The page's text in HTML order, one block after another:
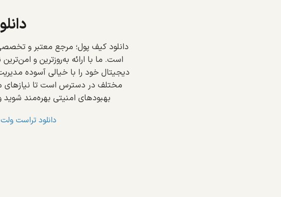
دانلود کیف پول؛ مرجع معتبر و
است. ما با ارائه به‌روزترین و
دیجیتال خود را با خیالی آسوده
مختلف در دسترس است تا نیازهای
بهبودهای امنیتی بهره‌مند شوید
دانلود تراست ولت